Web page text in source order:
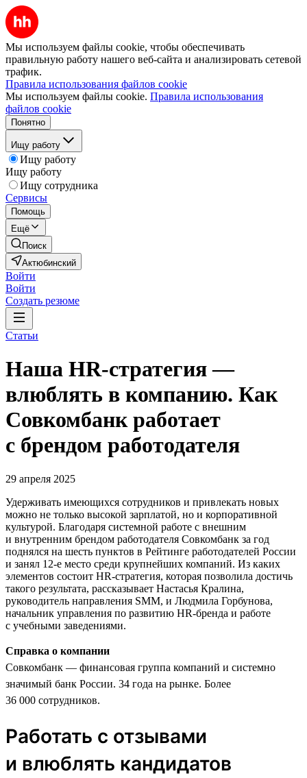
Мы используем файлы cookie, чтобы обеспечивать
правильную работу нашего веб-сайта и анализировать сетевой
трафик.
Правила использования файлов cookie
Мы используем файлы cookie. Правила использования
файлов cookie
Понятно
Ищу работу
Ищу работу
Ищу работу
Ищу сотрудника
Сервисы
Помощь
Ещё
Поиск
Актюбинский
Войти
Войти
Создать резюме
Статьи
Наша HR-стратегия —
влюблять в компанию. Как
Совкомбанк работает
с брендом работодателя
29 апреля 2025
Удерживать имеющихся сотрудников и привлекать новых
можно не только высокой зарплатой, но и корпоративной
культурой. Благодаря системной работе с внешним
и внутренним брендом работодателя Совкомбанк за год
поднялся на шесть пунктов в Рейтинге работодателей России
и занял 12-е место среди крупнейших компаний. Из каких
элементов состоит HR-стратегия, которая позволила достичь
такого результата, рассказывает Настасья Кралина,
руководитель направления SMM, и Людмила Горбунова,
начальник управления по развитию HR-бренда и работе
с учебными заведениями.
Справка о компании
Совкомбанк — финансовая группа компаний и системно
значимый банк России. 34 года на рынке. Более
36 000 сотрудников.
Работать с отзывами
и влюблять кандидатов